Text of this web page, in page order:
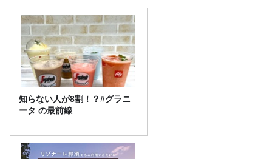
知らない人が8割！？#グラニ
ータ の最前線